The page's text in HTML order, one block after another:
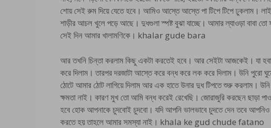
শোয় সেই রুম দিয়ে যেতে হবে। আমিও আস্তে আস্তে পা টিপে টিপে ঢুকলাম।
শাড়ীর আচল খুলে পড়ে আছে। দুধগুলা স্পষ্ট বুঝা যাচ্ছে। আমার ল্যাওড়া বাবা তো
সেই দিন আমার খালামণিকে। khalar gude bara
আর তখনি চিন্তা করলাম কিছু একটা করতেই হবে। আর সেইটা আজকেই। যা
করে দিলাম। তারপর দরজাটা আস্তে করে বন্ধ করে লক করে দিলাম। উনি পুরো
ঠোটে আমার ঠোট লাগিয়ে দিলাম আর এক হাতে উনার দুধ টিপতে শুরু করলাম।
ক্ষমতা নাই। কারণ মুখ তো আমি বন্ধ করেই রেখেছি। জোরাজুরি করছেন ছাড়া
হবে হোক আপনাকে চুদবোই চুদবো। যদি আপনি ভালভাবে চুদতে দেন তবে
করতে হয় তাহলে আমার সমস্যা নাই। khala ke gud chude fatano